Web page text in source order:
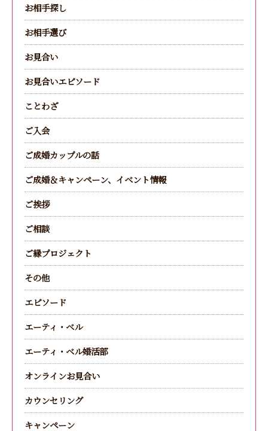
お相手探し
お相手選び
お見合い
お見合いエピソード
ことわざ
ご入会
ご成婚カップルの話
ご成婚＆キャンペーン、イベント情報
ご挨拶
ご相談
ご縁プロジェクト
その他
エピソード
エーティ・ベル
エーティ・ベル婚活部
オンラインお見合い
カウンセリング
キャンペーン